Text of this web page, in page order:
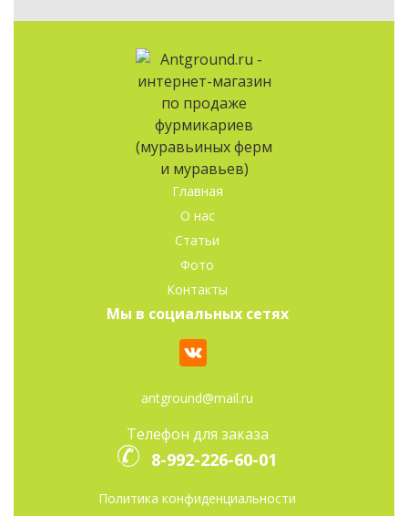
Главная
О нас
Статьи
Фото
Контакты
Мы в социальных сетях
antground@mail.ru
Телефон для заказа
8-992-226-60-01
Политика конфиденциальности